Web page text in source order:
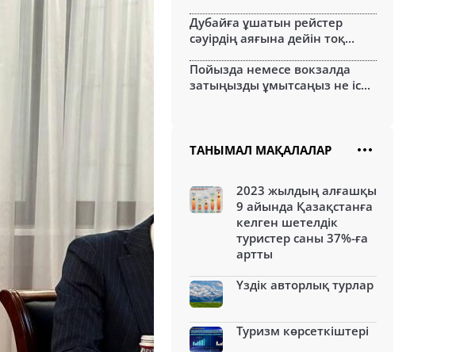
Дубайға ұшатын рейстер
сәуірдің аяғына дейін тоқ...
Пойызда немесе вокзалда
затыңызды ұмытсаңыз не іс...
ТАНЫМАЛ МАҚАЛАЛАР
2023 жылдың алғашқы
9 айында Қазақстанға
келген шетелдік
туристер саны 37%-ға
артты
Үздік авторлық турлар
Туризм көрсеткіштері